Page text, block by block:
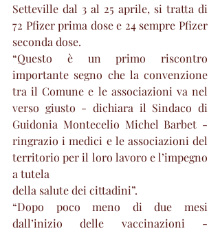
Setteville dal 3 al 25 aprile, si tratta di
72 Pfizer prima dose e 24 sempre Pfizer
seconda dose.
“Questo è un primo riscontro
importante segno che la convenzione
tra il Comune e le associazioni va nel
verso giusto - dichiara il Sindaco di
Guidonia Montecelio Michel Barbet -
ringrazio i medici e le associazioni del
territorio per il loro lavoro e l’impegno
a tutela
della salute dei cittadini”.
“Dopo poco meno di due mesi
dall’inizio delle vaccinazioni -